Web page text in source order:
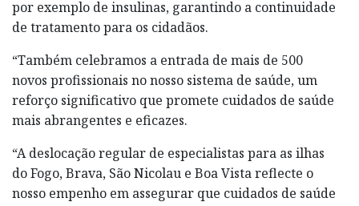
por exemplo de insulinas, garantindo a continuidade
de tratamento para os cidadãos.
“Também celebramos a entrada de mais de 500
novos profissionais no nosso sistema de saúde, um
reforço significativo que promete cuidados de saúde
mais abrangentes e eficazes.
“A deslocação regular de especialistas para as ilhas
do Fogo, Brava, São Nicolau e Boa Vista reflecte o
nosso empenho em assegurar que cuidados de saúde